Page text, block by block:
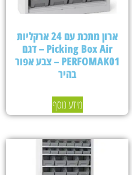
ארון מתכת עם 24 ארקליות
Picking Box Air – דגם
PERFOMAK01 – צבע אפור
בהיר
מידע נוסף